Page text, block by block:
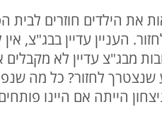
את הילדים חוזרים לבית
ולא יכולים לחזור. העניין עדיין בבג"צ,
מבג"צ עדיין לא מקבלים
שנצטרך לחזור? כל מה
הייתה אם היינו